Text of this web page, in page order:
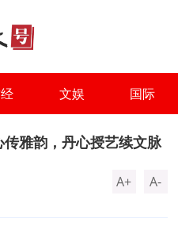
文娱 国际
雅韵，丹心授艺续文脉
A+ A-